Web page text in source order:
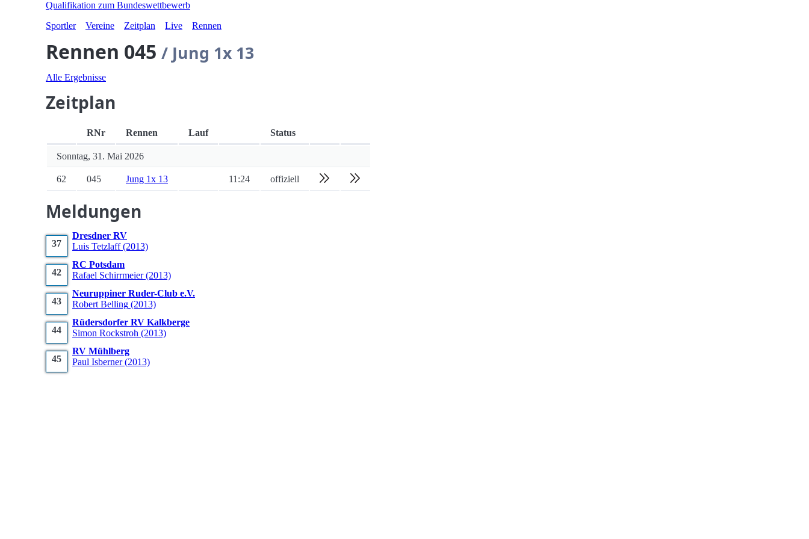
Qualifikation zum Bundeswettbewerb
Sportler
Vereine Zeitplan Live Rennen
Rennen 045 / Jung 1x 13
Alle Ergebnisse
Zeitplan
RNr Rennen Lauf Status
Sonntag, 31. Mai 2026
62 045 Jung 1x 13 11:24 offiziell
Meldungen
37
Dresdner RV
Luis Tetzlaff (2013)
42
RC Potsdam
Rafael Schirrmeier (2013)
43
Neuruppiner Ruder-Club e.V.
Robert Belling (2013)
44
Rüdersdorfer RV Kalkberge
Simon Rockstroh (2013)
45
RV Mühlberg
Paul Isberner (2013)